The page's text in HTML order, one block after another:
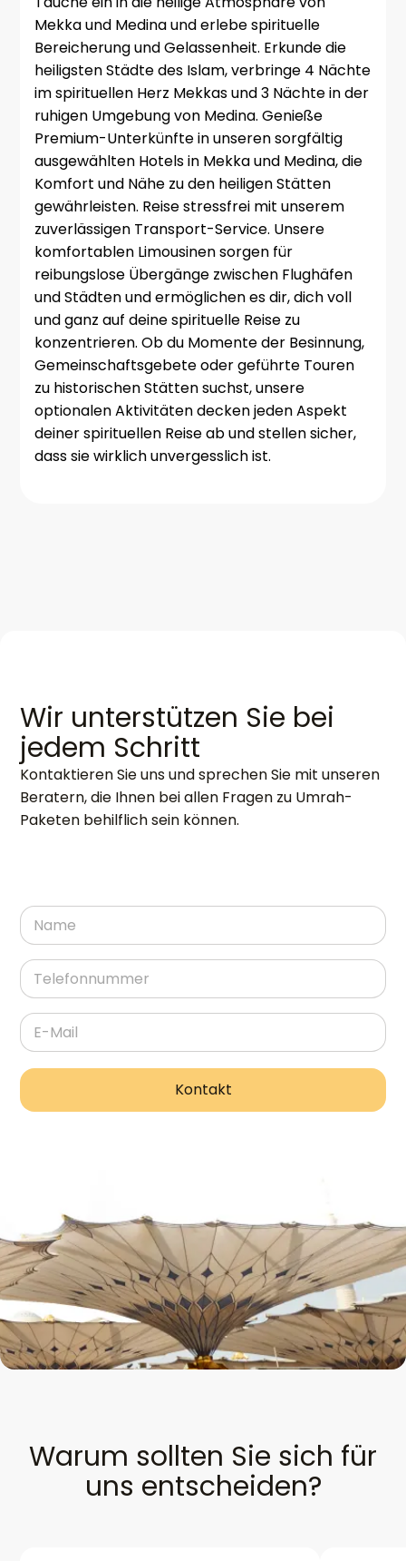
Mekka und Medina und erlebe spirituelle
Bereicherung und Gelassenheit. Erkunde die
heiligsten Städte des Islam, verbringe 4 Nächte
im spirituellen Herz Mekkas und 3 Nächte in der
ruhigen Umgebung von Medina. Genieße
Premium-Unterkünfte in unseren sorgfältig
ausgewählten Hotels in Mekka und Medina, die
Komfort und Nähe zu den heiligen Stätten
gewährleisten. Reise stressfrei mit unserem
zuverlässigen Transport-Service. Unsere
komfortablen Limousinen sorgen für
reibungslose Übergänge zwischen Flughäfen
und Städten und ermöglichen es dir, dich voll
und ganz auf deine spirituelle Reise zu
konzentrieren. Ob du Momente der Besinnung,
Gemeinschaftsgebete oder geführte Touren
zu historischen Stätten suchst, unsere
optionalen Aktivitäten decken jeden Aspekt
deiner spirituellen Reise ab und stellen sicher,
dass sie wirklich unvergesslich ist.
Wir unterstützen Sie bei
jedem Schritt
Kontaktieren Sie uns und sprechen Sie mit unseren
Beratern, die Ihnen bei allen Fragen zu Umrah-
Paketen behilflich sein können.
Kontakt
Warum sollten Sie sich für
uns entscheiden?